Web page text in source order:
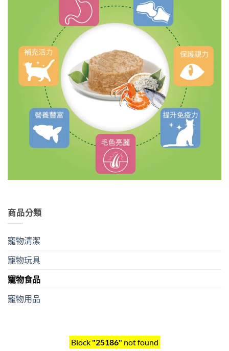
商品分類
寵物清潔
寵物玩具
寵物食品
寵物用品
Block "25186" not found